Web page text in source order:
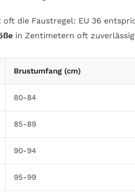
oft die Faustregel: EU 36
in Zentimetern oft
Brustumfang (cm)
80-84
85-89
90-94
95-99